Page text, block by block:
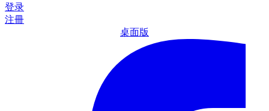
登录
注冊
桌面版